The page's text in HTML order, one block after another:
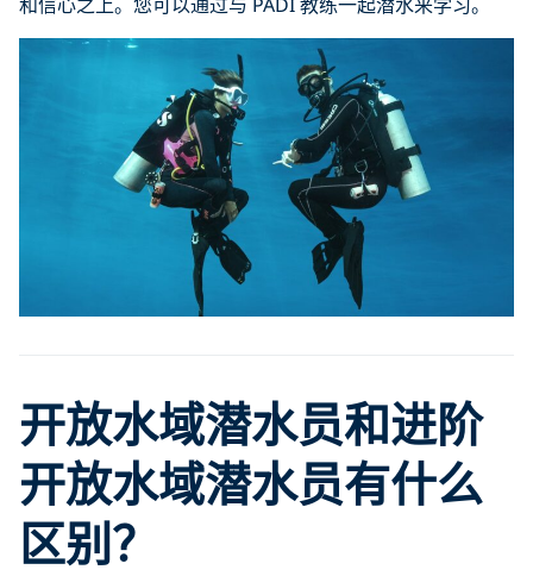
开放水域潜水员和进阶
开放水域潜水员有什么
区别？